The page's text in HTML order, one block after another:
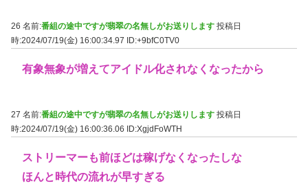
26 名前:番組の途中ですが翡翠の名無しがお送りします 投稿日
時:2024/07/19(金) 16:00:34.97
ID:+9bfC0TV0
有象無象が増えてアイドル化されなくなったから
27 名前:番組の途中ですが翡翠の名無しがお送りします 投稿日
時:2024/07/19(金) 16:00:36.06 ID:XgjdFoWTH
ストリーマーも前ほどは稼げなくなったしな
ほんと時代の流れが早すぎる